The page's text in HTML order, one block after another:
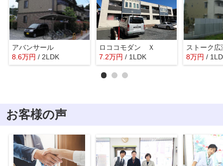
アバンサール
8.6万円 / 2LDK
ロココモダン Ｘ
7.2万円 / 1LDK
ストーク広
8万円 /
お客様の声